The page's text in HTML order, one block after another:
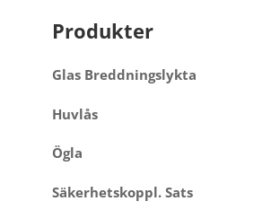
Produkter
Glas Breddningslykta
Huvlås
Ögla
Säkerhetskoppl. Sats